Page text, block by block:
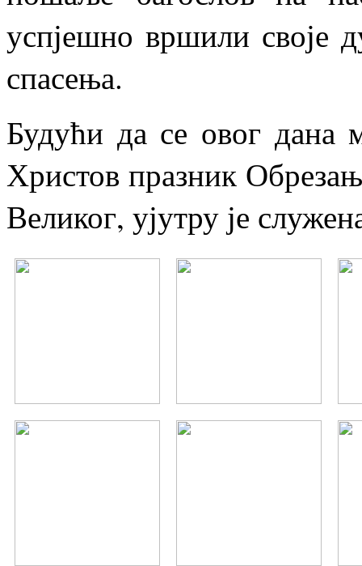
успјешно вршили своје
спасења.
Будући да се овог дана
Христов празник
Великог, ујутру је